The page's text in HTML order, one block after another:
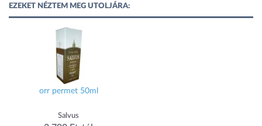
EZEKET NÉZTEM MEG UTOLJÁRA:
orr permet 50ml
Salvus